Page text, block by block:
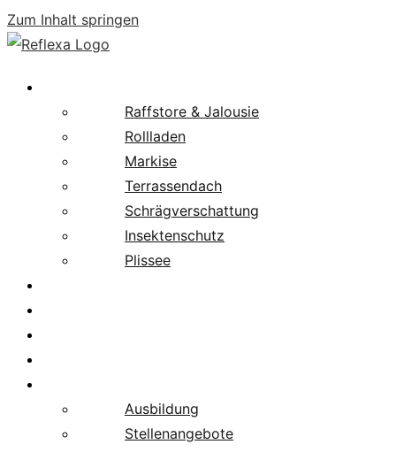
Zum Inhalt springen
Raffstore & Jalousie
Rollladen
Markise
Terrassendach
Schrägverschattung
Insektenschutz
Plissee
Ausbildung
Stellenangebote